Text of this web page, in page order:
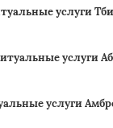
услуги
услуги
услуги